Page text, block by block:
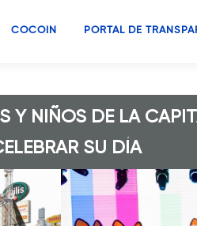
COCOIN PORTAL DE
Y NIÑOS DE LA
SU DÍA